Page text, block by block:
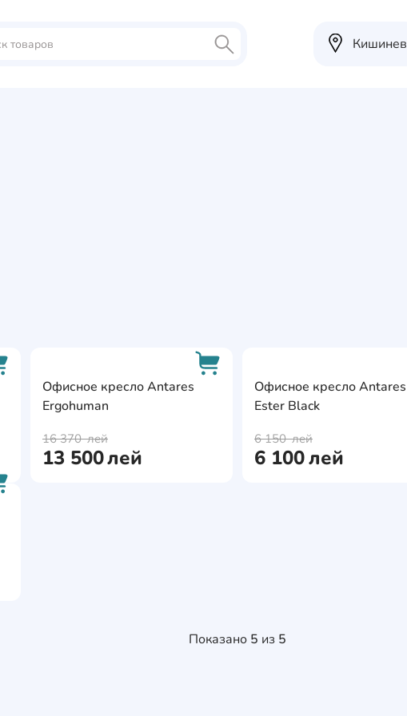
Кишинев
AddCardToFavourite
Офисное кресло Antares
Ergohuman
13 500лей
16 370лей
AddCardToFavourite
Офисное кресло Antares
Ester Black
6 100лей
6 150лей
Показано 5 из 5